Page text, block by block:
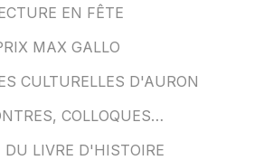
EN FÊTE
MAX GALLO
CULTURELLES D'AURON
COLLOQUES…
DU LIVRE D'HISTOIRE